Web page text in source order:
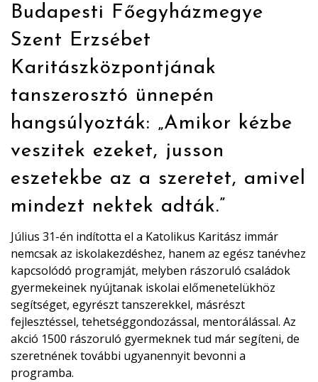
Budapesti Főegyházmegye
Szent Erzsébet
Karitászközpontjának
tanszerosztó ünnepén
hangsúlyozták: „Amikor kézbe
veszitek ezeket, jusson
eszetekbe az a szeretet, amivel
mindezt nektek adták.”
Július 31-én indította el a Katolikus Karitász immár
nemcsak az iskolakezdéshez, hanem az egész tanévhez
kapcsolódó programját, melyben rászoruló családok
gyermekeinek nyújtanak iskolai előmenetelükhöz
segítséget, egyrészt tanszerekkel, másrészt
fejlesztéssel, tehetséggondozással, mentorálással. Az
akció 1500 rászoruló gyermeknek tud már segíteni, de
szeretnének további ugyanennyit bevonni a
programba.